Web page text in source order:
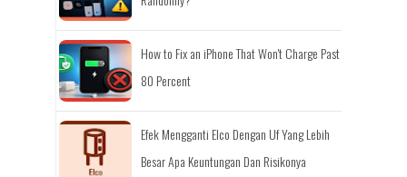
How to Fix an iPhone That Won't Charge Past
80 Percent
Efek Mengganti Elco Dengan Uf Yang Lebih
Besar Apa Keuntungan Dan Risikonya